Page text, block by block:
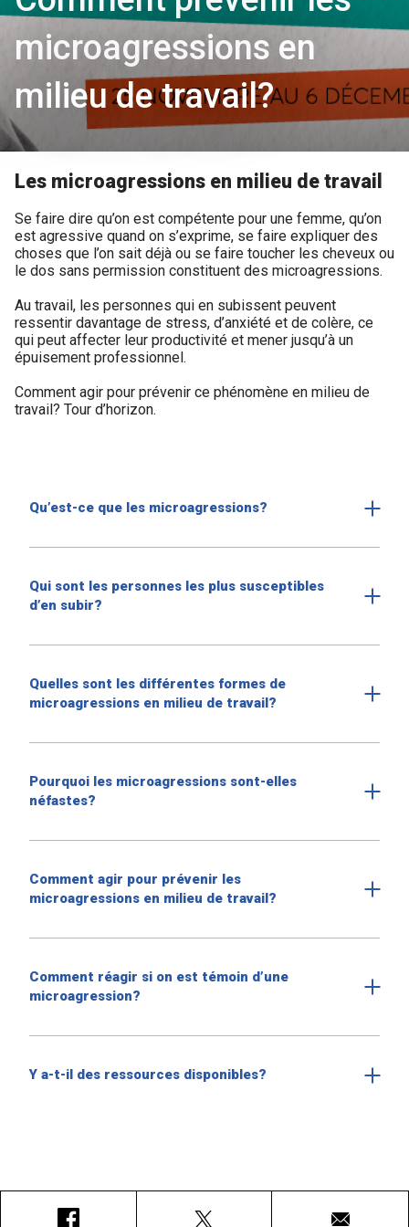
microagressions en
milieu de travail?
Les microagressions en milieu de travail
Se faire dire qu’on est compétente pour une femme, qu’on
est agressive quand on s’exprime, se faire expliquer des
choses que l’on sait déjà ou se faire toucher les cheveux ou
le dos sans permission constituent des microagressions.
Au travail, les personnes qui en subissent peuvent
ressentir davantage de stress, d’anxiété et de colère, ce
qui peut affecter leur productivité et mener jusqu’à un
épuisement professionnel.
Comment agir pour prévenir ce phénomène en milieu de
travail? Tour d’horizon.
Qu’est-ce que les microagressions?
Qui sont les personnes les plus susceptibles
d’en subir?
Quelles sont les différentes formes de
microagressions en milieu de travail?
Pourquoi les microagressions sont-elles
néfastes?
Comment agir pour prévenir les
microagressions en milieu de travail?
Comment réagir si on est témoin d’une
microagression?
Y a-t-il des ressources disponibles?
Courriel